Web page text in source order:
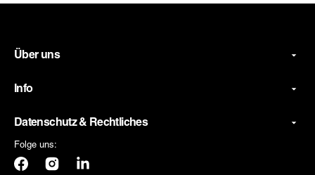
–
Man-
Über uns
Info
Datenschutz & Rechtliches
Folge uns:
FacebookInstagramLinkedIn